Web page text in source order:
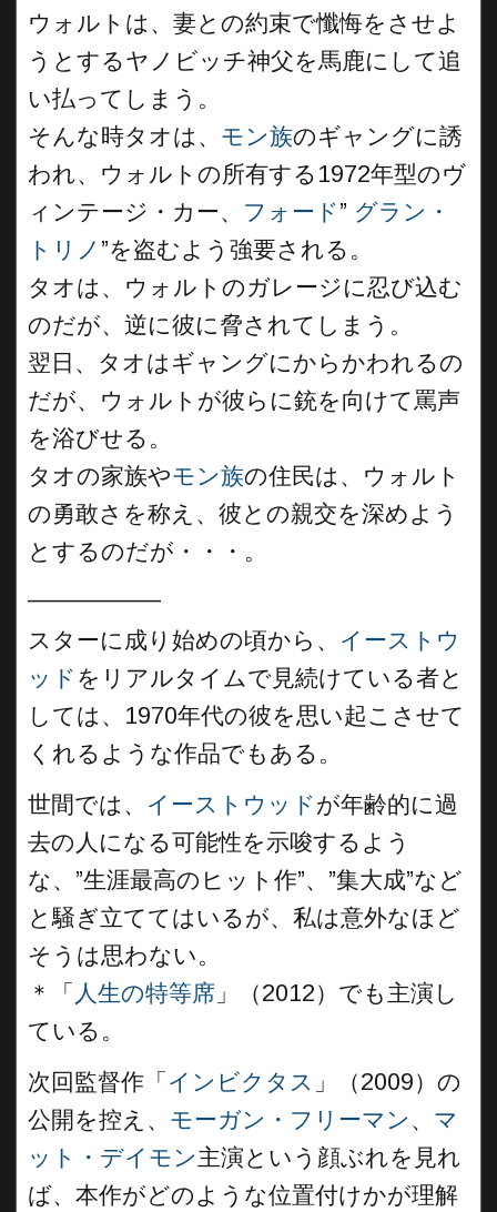
ウォルトは、妻との約束で懺悔をさせよ
うとするヤノビッチ神父を馬鹿にして追
い払ってしまう。
そんな時タオは、 モン族のギャングに誘
われ、ウォルトの所有する1972年型のヴ
ィンテージ・カー、 フォード” グラン・
トリノ ”を盗むよう強要される。
タオは、ウォルトのガレージに忍び込む
のだが、逆に彼に脅されてしまう。
翌日、タオはギャングにからかわれるの
だが、ウォルトが彼らに銃を向けて罵声
を浴びせる。
タオの家族やモン族の住民は、ウォルト
の勇敢さを称え、彼との親交を深めよう
とするのだが・・・。
スターに成り始めの頃から、 イーストウ
ッド をリアルタイムで見続けている者と
しては、1970年代の彼を思い起こさせて
くれるような作品でもある。
世間では、 イーストウッドが年齢的に過
去の人になる可能性を示唆するよう
な、”生涯最高のヒット作”、”集大成”など
と騒ぎ立ててはいるが、私は意外なほど
そうは思わない。
＊「 人生の特等席 」（2012）でも主演し
ている。
次回監督作「 インビクタス 」（2009）の
公開を控え、 モーガン・フリーマン 、 マ
ット・デイモン主演という顔ぶれを見れ
ば、本作がどのような位置付けかが理解